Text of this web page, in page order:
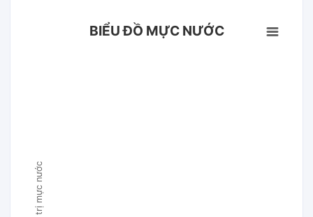
Giá trị mực nước
BIỂU ĐỒ MỰC NƯỚC